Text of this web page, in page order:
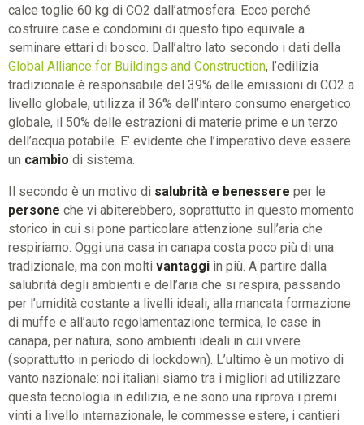
calce toglie 60 kg di CO2 dall’atmosfera. Ecco perché
costruire case e condomini di questo tipo equivale a
seminare ettari di bosco. Dall’altro lato secondo i dati della
Global Alliance for Buildings and Construction, l’edilizia
tradizionale è responsabile del 39% delle emissioni di CO2 a
livello globale, utilizza il 36% dell’intero consumo energetico
globale, il 50% delle estrazioni di materie prime e un terzo
dell’acqua potabile. E’ evidente che l’imperativo deve essere
un cambio di sistema.
Il secondo è un motivo di salubrità e benessere per le
persone che vi abiterebbero, soprattutto in questo momento
storico in cui si pone particolare attenzione sull’aria che
respiriamo. Oggi una casa in canapa costa poco più di una
tradizionale, ma con molti vantaggi in più. A partire dalla
salubrità degli ambienti e dell’aria che si respira, passando
per l’umidità costante a livelli ideali, alla mancata formazione
di muffe e all’auto regolamentazione termica, le case in
canapa, per natura, sono ambienti ideali in cui vivere
(soprattutto in periodo di lockdown). L’ultimo è un motivo di
vanto nazionale: noi italiani siamo tra i migliori ad utilizzare
questa tecnologia in edilizia, e ne sono una riprova i premi
vinti a livello internazionale, le commesse estere, i cantieri